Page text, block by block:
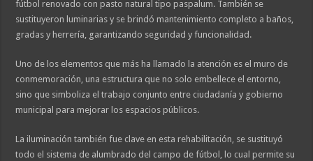
fútbol renovado con pasto natural tipo paspalum. También se
sustituyeron luminarias y se brindó mantenimiento completo a baños,
gradas y herrería, garantizando seguridad y funcionalidad.
Uno de los elementos que más ha llamado la atención es el muro de
conmemoración, una estructura que no solo embellece el entorno,
sino que simboliza el trabajo conjunto entre ciudadanía y gobierno
municipal para mejorar los espacios públicos.
La iluminación también fue clave en esta rehabilitación, se sustituyó
todo el sistema de alumbrado del campo de fútbol, lo cual permite su